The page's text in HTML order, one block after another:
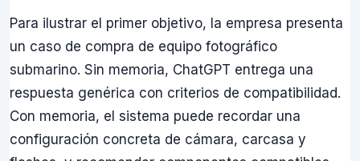
Para ilustrar el primer objetivo, la empresa presenta
un caso de compra de equipo fotográfico
submarino. Sin memoria, ChatGPT entrega una
respuesta genérica con criterios de compatibilidad.
Con memoria, el sistema puede recordar una
configuración concreta de cámara, carcasa y